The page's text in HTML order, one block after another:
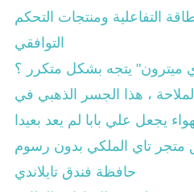
التفاعلية ومنتجات التحكم
التوافقي
ميترون" يتجه بشكل متكرر ؟
، هذا الجسر الذهبي في
يجعل علي بابا لم يعد بعيدا
متجر تاي الملكي بدون رسوم
حافظة فندق تايلاندي